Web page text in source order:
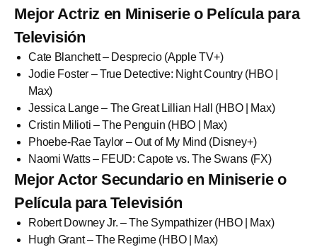
Mejor Actriz en Miniserie o Película para
Televisión
Cate Blanchett – Desprecio (Apple TV+)
Jodie Foster – True Detective: Night Country (HBO |
Max)
Jessica Lange – The Great Lillian Hall (HBO | Max)
Cristin Milioti – The Penguin (HBO | Max)
Phoebe-Rae Taylor – Out of My Mind (Disney+)
Naomi Watts – FEUD: Capote vs. The Swans (FX)
Mejor Actor Secundario en Miniserie o
Película para Televisión
Robert Downey Jr. – The Sympathizer (HBO | Max)
Hugh Grant – The Regime (HBO | Max)